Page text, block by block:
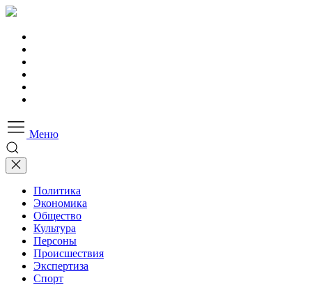
Меню
Политика
Экономика
Общество
Культура
Персоны
Происшествия
Экспертиза
Спорт